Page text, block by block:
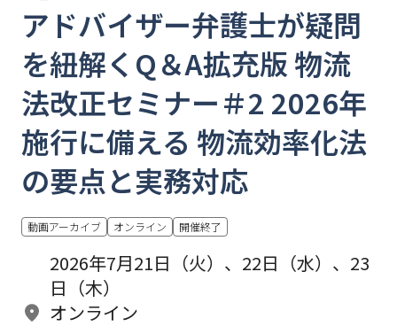
アドバイザー弁護士が疑問
を紐解くQ＆A拡充版 物流
法改正セミナー＃2 2026年
施行に備える 物流効率化法
の要点と実務対応
動画アーカイブ オンライン 開催終了
2026年7月21日（火）、22日（水）、23
日（木）
オンライン